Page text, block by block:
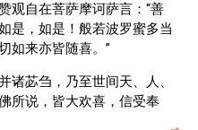
观自在菩萨摩诃萨言：“善
是，如是！般若波罗蜜多当
如来亦皆随喜。”
诸苾刍，乃至世间天、人、
所说，皆大欢喜，信受奉